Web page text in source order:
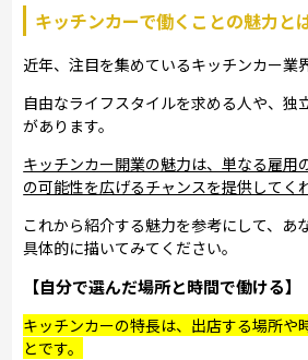
キッチンカーで働くことの魅力と
近年、注目を集めているキッチンカー業界
自由なライフスタイルを求める人や、独
があります。
キッチンカー開業の魅力は、単なる雇用
の可能性を広げるチャンスを提供してく
これから紹介する魅力を参考にして、あ
具体的に描いてみてください。
【自分で選んだ場所と時間で働ける】
キッチンカーの特長は、出店する場所や
とです。